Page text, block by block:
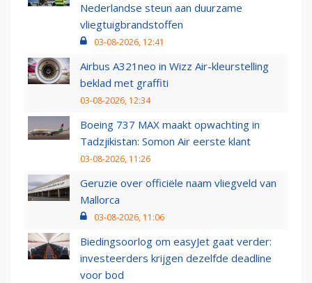
Nederlandse steun aan duurzame
vliegtuigbrandstoffen
03-08-2026, 12:41
Airbus A321neo in Wizz Air-kleurstelling
beklad met graffiti
03-08-2026, 12:34
Boeing 737 MAX maakt opwachting in
Tadzjikistan: Somon Air eerste klant
03-08-2026, 11:26
Geruzie over officiële naam vliegveld van
Mallorca
03-08-2026, 11:06
Biedingsoorlog om easyJet gaat verder:
investeerders krijgen dezelfde deadline
voor bod